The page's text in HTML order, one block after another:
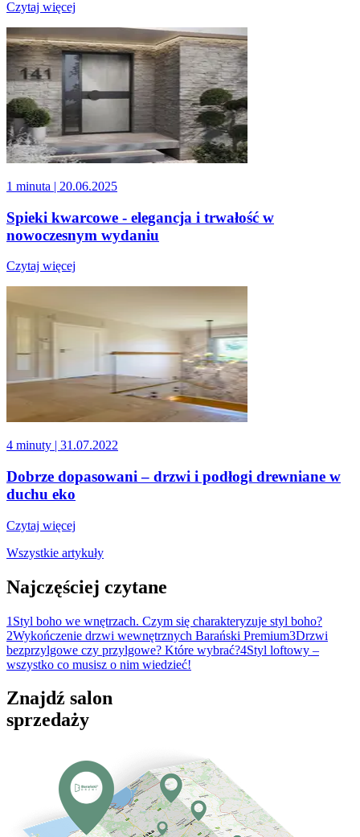
Czytaj więcej
1 minuta | 20.06.2025
Spieki kwarcowe - elegancja i trwałość w
nowoczesnym wydaniu
Czytaj więcej
4 minuty | 31.07.2022
Dobrze dopasowani – drzwi i podłogi drewniane w
duchu eko
Czytaj więcej
Wszystkie artykuły
Najczęściej czytane
1 Styl boho we wnętrzach. Czym się charakteryzuje styl boho?
2Wykończenie drzwi wewnętrznych Barański Premium3Drzwi
bezprzylgowe czy przylgowe? Które wybrać?4Styl loftowy –
wszystko co musisz o nim wiedzieć!
Znajdź salon
sprzedaży